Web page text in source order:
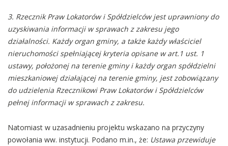
3. Rzecznik Praw Lokatorów i Spółdzielców jest uprawniony do
uzyskiwania informacji w sprawach z zakresu jego
działalności. Każdy organ gminy, a także każdy właściciel
nieruchomości spełniającej kryteria opisane w art.1 ust. 1
ustawy, położonej na terenie gminy i każdy organ spółdzielni
mieszkaniowej działającej na terenie gminy, jest zobowiązany
do udzielenia Rzecznikowi Praw Lokatorów i Spółdzielców
pełnej informacji w sprawach z zakresu.
Natomiast w uzasadnieniu projektu wskazano na przyczyny
powołania ww. instytucji. Podano m.in., że: Ustawa przewiduje